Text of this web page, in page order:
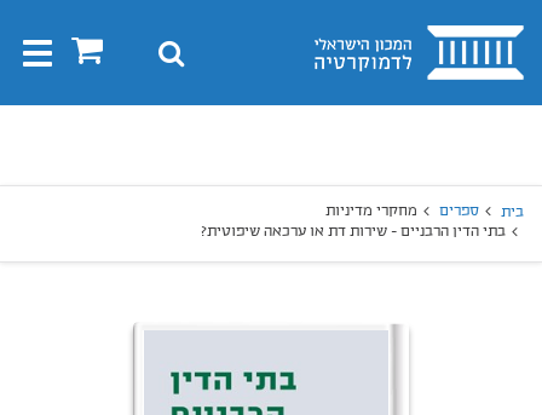
בית 0 חיפוש
בית ספרים
מחקרי מדיניות
בתי הדין הרבניים - שירות דת או ערכאה שיפוטית?